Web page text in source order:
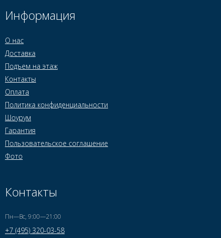
Информация
О нас
Доставка
Подъем на этаж
Контакты
Оплата
Политика конфиденциальности
Шоурум
Гарантия
Пользовательское соглашение
Фото
Контакты
Пн—Вс, 9:00—21:00
+7 (495) 320-03-58